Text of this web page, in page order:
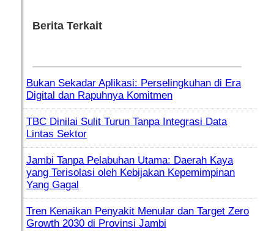
Berita Terkait
Bukan Sekadar Aplikasi: Perselingkuhan di Era
Digital dan Rapuhnya Komitmen
TBC Dinilai Sulit Turun Tanpa Integrasi Data
Lintas Sektor
Jambi Tanpa Pelabuhan Utama: Daerah Kaya
yang Terisolasi oleh Kebijakan Kepemimpinan
Yang Gagal
Tren Kenaikan Penyakit Menular dan Target Zero
Growth 2030 di Provinsi Jambi